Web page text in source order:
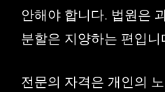
안해야 합니다. 법원은
분할은 지양하는 편입니
전문의 자격은 개인의